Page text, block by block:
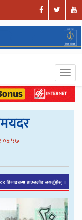
०६:५७